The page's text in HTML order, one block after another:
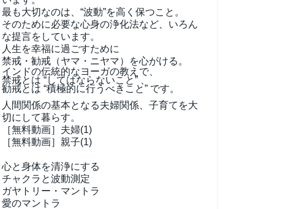
最も大切なのは、“波動”を高く保つこと。
そのために必要な心身の浄化法など、いろん
な提言をしています。
人生を幸福に過ごすために
禁戒・勧戒（ヤマ・ニヤマ）を心がける。
インドの伝統的なヨーガの教えで、
禁戒とは “してはならないこと” 、
勧戒とは “積極的に行うべきこと” です。
人間関係の基本となる夫婦関係、子育てを大
切にして暮らす。
［無料動画］夫婦(1)
［無料動画］親子(1)
心と身体を清浄にする
チャクラと波動測定
ガヤトリー・マントラ
愛のマントラ